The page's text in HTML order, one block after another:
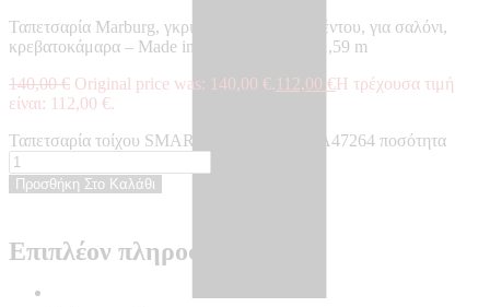
Ταπετσαρία Marburg, γκρι, τεχνοτροπία τσιμέντου, για σαλόνι,
κρεβατοκάμαρα – Made in Germany, 2,70 x 1,59 m
140,00€ Original price was: 140,00 €. 112,00 €Η τρέχουσα τιμή
είναι: 112,00 €.
Ταπετσαρία τοίχου SMART ART EASY - EA47264 ποσότητα
Προσθήκη Στο Καλάθι
Επιπλέον πληροφορίες